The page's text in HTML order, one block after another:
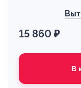
15 860 ₽
В